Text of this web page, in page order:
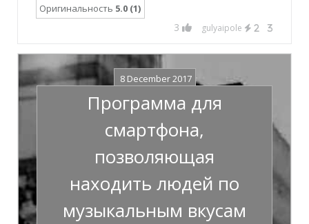
Оригинальность 5.0 (1)
3 gulyaipole 2 3
8 December 2017
Программа для
смартфона,
позволяющая
находить людей по
музыкальным вкусам